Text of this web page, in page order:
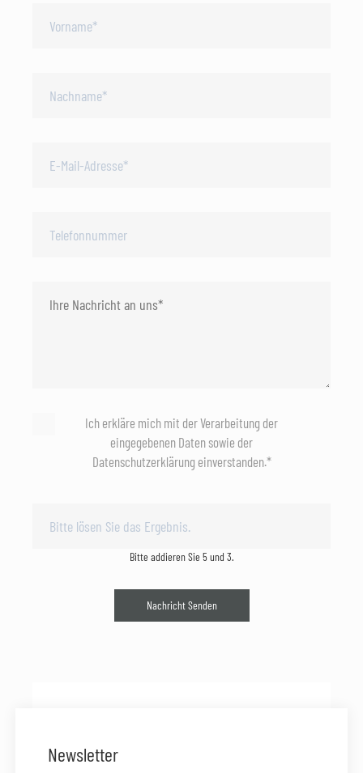
Ich erkläre mich mit der Verarbeitung der
eingegebenen Daten sowie der
Datenschutzerklärung einverstanden.*
Bitte addieren Sie 5 und 3.
Nachricht Senden
Newsletter